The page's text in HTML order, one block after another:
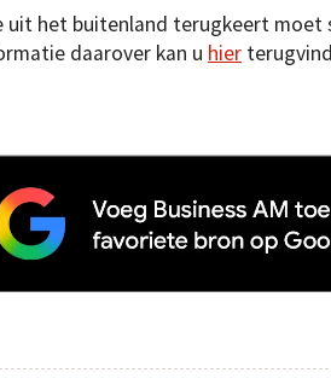
uit het buitenland terugkeert moet
daarover kan u hier